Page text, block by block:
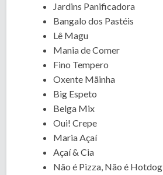
Jardins Panificadora
Bangalo dos Pastéis
Lê Magu
Mania de Comer
Fino Tempero
Oxente Mãinha
Big Espeto
Belga Mix
Oui! Crepe
Maria Açaí
Açaí & Cia
Não é Pizza, Não é Hotdog